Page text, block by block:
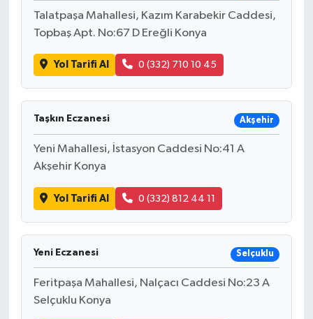
Talatpaşa Mahallesi, Kazım Karabekir Caddesi,
Topbaş Apt. No:67 D Ereğli Konya
Yol Tarifi Al 0 (332) 710 10 45
Taşkın Eczanesi Akşehir
Yeni Mahallesi, İstasyon Caddesi No:41 A
Akşehir Konya
Yol Tarifi Al 0 (332) 812 44 11
Yeni Eczanesi Selçuklu
Feritpaşa Mahallesi, Nalçacı Caddesi No:23 A
Selçuklu Konya